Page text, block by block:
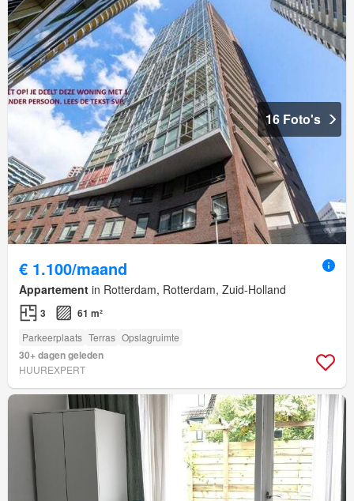
16 Foto's
€ 1.100/maand
Appartement in Rotterdam, Rotterdam, Zuid-Holland
3 61 m²
Parkeerplaats Terras Opslagruimte
30+ dagen geleden
HUUREXPERT